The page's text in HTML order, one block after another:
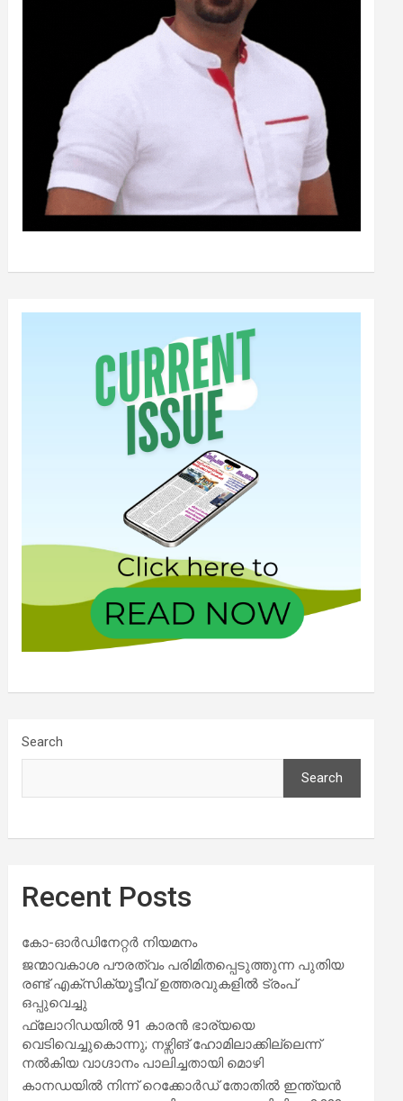
Search
Search
Recent Posts
കോ-ഓർഡിനേറ്റർ നിയമനം
ജന്മാവകാശ പൗരത്വം പരിമിതപ്പെടുത്തുന്ന പുതിയ
രണ്ട് എക്സിക്യൂട്ടീവ് ഉത്തരവുകളിൽ ട്രംപ്
ഒപ്പുവെച്ചു
ഫ്ലോറിഡയിൽ 91 കാരൻ ഭാര്യയെ
വെടിവെച്ചുകൊന്നു; നഴ്സിങ് ഹോമിലാക്കില്ലെന്ന്
നൽകിയ വാഗ്ദാനം പാലിച്ചതായി മൊഴി
കാനഡയിൽ നിന്ന് റെക്കോർഡ് തോതിൽ ഇന്ത്യൻ